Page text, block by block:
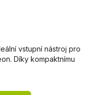
vstupní nástroj pro
Díky kompaktnímu